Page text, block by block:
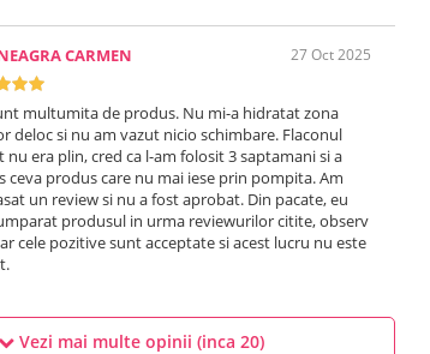
CARMEN 27 Oct 2025
multumita de produs. Nu mi-a hidratat zona
deloc si nu am vazut nicio schimbare. Flaconul
nu era plin, cred ca l-am folosit 3 saptamani si a
ceva produs care nu mai iese prin pompita. Am
un review si nu a fost aprobat. Din pacate, eu
produsul in urma reviewurilor citite, observ
cele pozitive sunt acceptate si acest lucru nu este
Vezi mai multe opinii (inca 20)